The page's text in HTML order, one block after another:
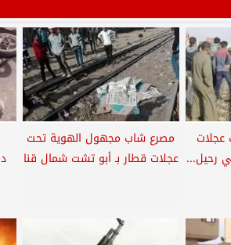
رحيل...
مصرع شاب مجهول الهوية تحت
عجلات قطار بـ أبو تشت شمال قنا